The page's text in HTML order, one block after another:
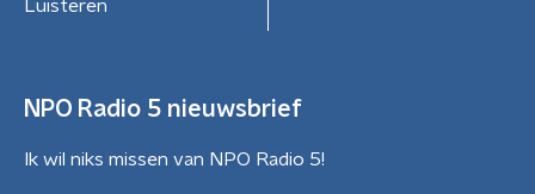
Luisteren
NPO Radio 5 nieuwsbrief
Ik wil niks missen van NPO Radio 5!